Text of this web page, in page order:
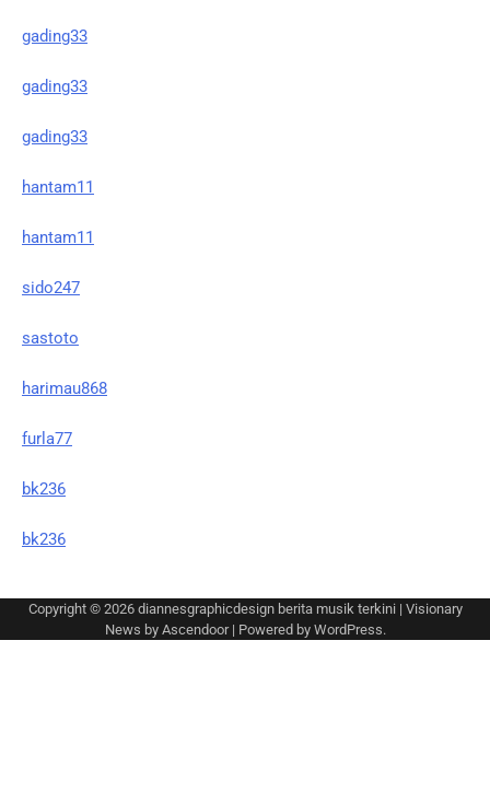
gading33
gading33
gading33
hantam11
hantam11
sido247
sastoto
harimau868
furla77
bk236
bk236
Copyright © 2026 diannesgraphicdesign berita musik terkini| Visionary
News by Ascendoor| Powered by WordPress.